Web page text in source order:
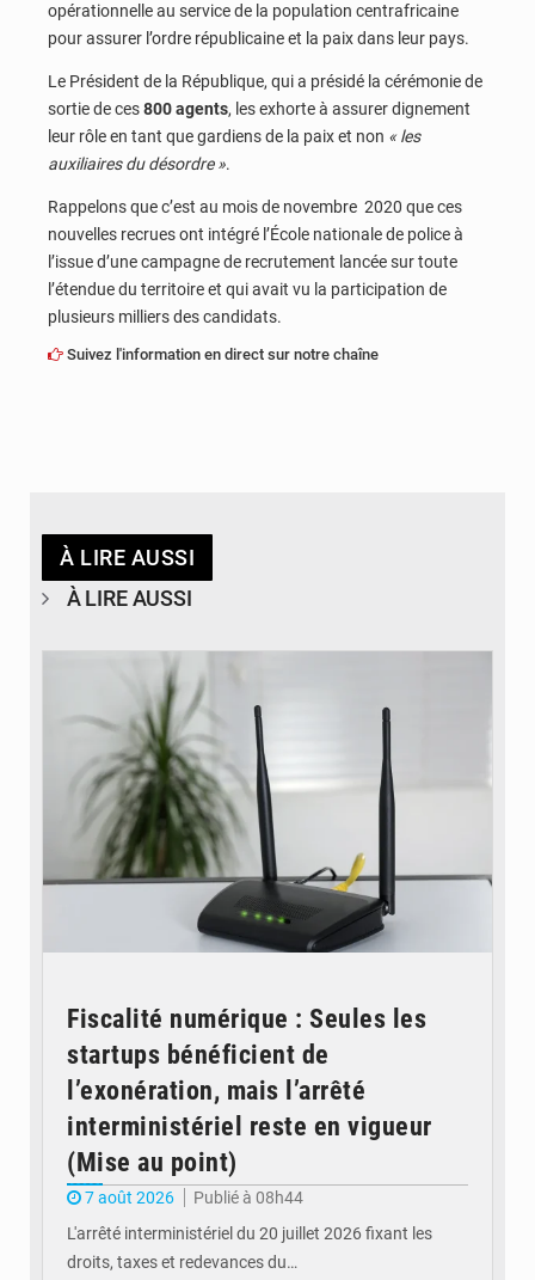
opérationnelle au service de la population centrafricaine
pour assurer l’ordre républicaine et la paix dans leur pays.
Le Président de la République, qui a présidé la cérémonie de
sortie de ces800 agents, les exhorte à assurer dignement
leur rôle en tant que gardiens de la paix et non « les
auxiliaires du désordre ».
Rappelons que c’est au mois de novembre 2020 que ces
nouvelles recrues ont intégré l’École nationale de police à
l’issue d’une campagne de recrutement lancée sur toute
l’étendue du territoire et qui avait vu la participation de
plusieurs milliers des candidats.
Suivez l'information en direct sur notre chaîne
À LIRE AUSSI
À LIRE AUSSI
Fiscalité numérique : Seules les
startups bénéficient de
l’exonération, mais l’arrêté
interministériel reste en vigueur
(Mise au point)
7 août 2026
Publié à 08h44
L'arrêté interministériel du 20 juillet 2026 fixant les
droits, taxes et redevances du…